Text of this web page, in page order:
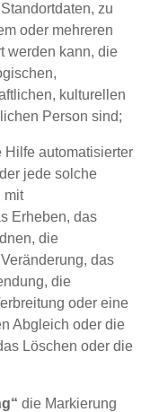
zu
oder mehreren
werden kann, die
kulturellen
Person sind;
Hilfe automatisierter
jede solche
mit
Erheben, das
die
das
die
oder eine
Abgleich oder die
Löschen oder die
die Markierung